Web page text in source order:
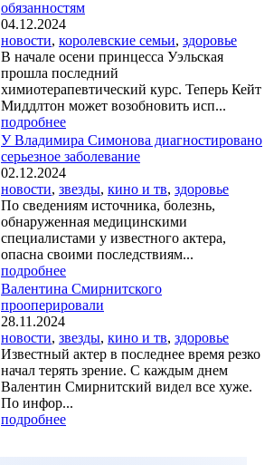
обязанностям
04.12.2024
новости, королевские семьи, здоровье
В начале осени принцесса Уэльская
прошла последний
химиотерапевтический курс. Теперь Кейт
Миддлтон может возобновить исп...
подробнее
У Владимира Симонова диагностировано
серьезное заболевание
02.12.2024
новости, звезды, кино и тв, здоровье
По сведениям источника, болезнь,
обнаруженная медицинскими
специалистами у известного актера,
опасна своими последствиям...
подробнее
Валентина Смирнитского
прооперировали
28.11.2024
новости, звезды, кино и тв, здоровье
Известный актер в последнее время резко
начал терять зрение. С каждым днем
Валентин Смирнитский видел все хуже.
По инфор...
подробнее